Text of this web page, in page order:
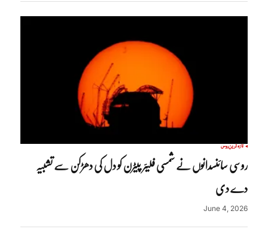
تازہ ترینروس
روسی سائنسدانوں نے شمسی فلیئر پیٹرن کو دل کی دھڑکن سے تشبیہ
دے دی
June 4, 2026